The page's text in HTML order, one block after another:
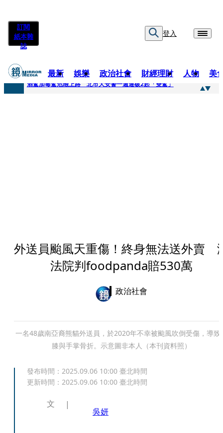
訂閱
紙本雜
誌
登入
最新 娛樂 政治社會 財經理財 人物 美
快訊
酒駕加毒駕危險上路 北市大安警一週連破2起「雙駕」
外送員颱風天重傷！終身無法送外賣
法院判foodpanda賠530萬
政治社會
一名48歲南亞裔熊貓外送員，於2020年不幸被颱風吹倒受傷，導致
膝與手掌骨折。示意圖非本人（本刊資料照）
發布時間： 2025.09.06 10:00 臺北時間
更新時間： 2025.09.06 10:00 臺北時間
文
吳妍